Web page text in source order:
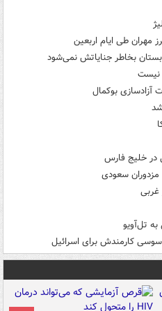
بخاطر جنایاتش نمی‌شود
نیست
آزادسازی بوکمال
در خلیج فارس
تل‌آویو
کارمندش برای اسرائیل